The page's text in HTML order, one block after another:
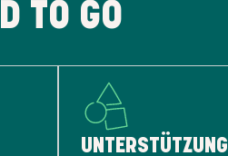
TO GO
UNTERSTÜTZUNG